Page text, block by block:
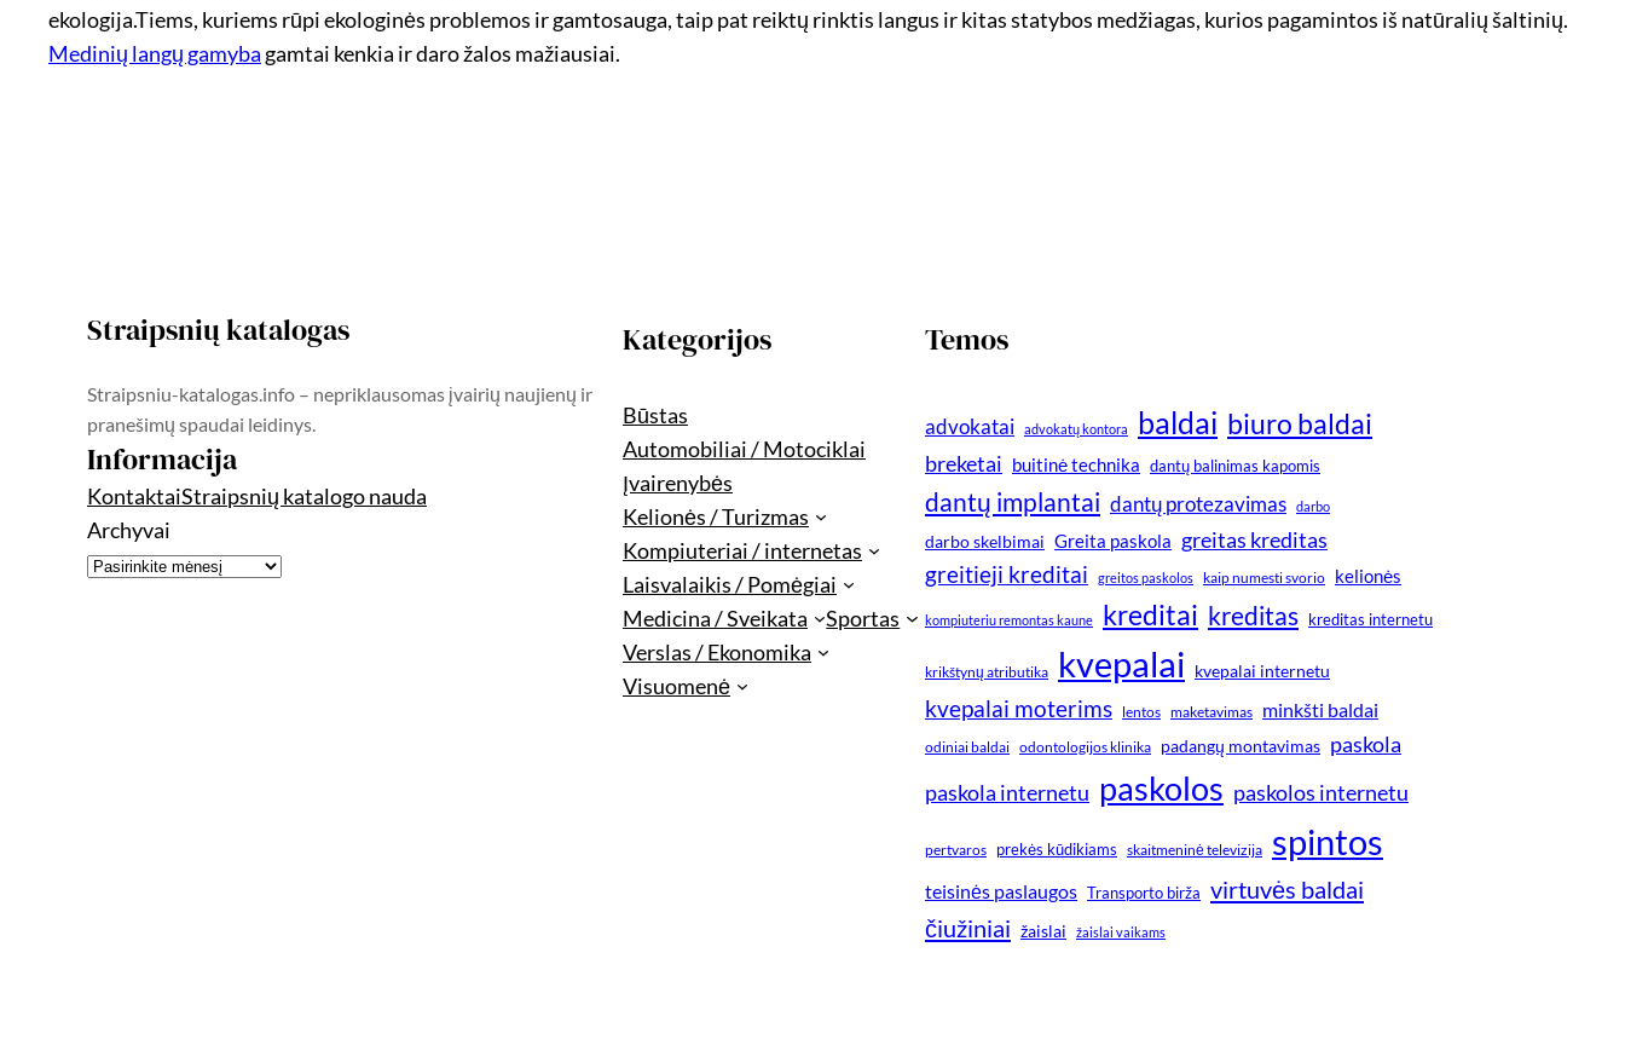
ekologija.Tiems, kuriems rūpi ekologinės problemos ir gamtosauga, taip pat reiktų rinktis langus ir kitas statybos medžiagas, kurios pagamintos iš natūralių šaltinių.
Medinių langų gamyba gamtai kenkia ir daro žalos mažiausiai.
Straipsnių katalogas
Straipsniu-katalogas.info – nepriklausomas įvairių naujienų ir
pranešimų spaudai leidinys.
Informacija
KontaktaiStraipsnių katalogo nauda
Archyvai
Kategorijos
Būstas
Automobiliai / Motociklai
Įvairenybės
Kelionės / Turizmas
Kompiuteriai / internetas
Laisvalaikis / Pomėgiai
Medicina / Sveikata
Sportas
Verslas / Ekonomika
Visuomenė
Temos
advokatai advokatų kontora baldai biuro baldai
breketai buitinė technika dantų balinimas kapomis
dantų implantai dantų protezavimas darbo
darbo skelbimai Greita paskola greitas kreditas
greitieji kreditai greitos paskolos kaip numesti svorio kelionės
kompiuteriu remontas kaune kreditai kreditas kreditas internetu
krikštynų atributika kvepalai kvepalai internetu
kvepalai moterims lentos maketavimas minkšti baldai
odiniai baldai odontologijos klinika padangų montavimas paskola
paskola internetu paskolos paskolos internetu
pertvaros prekės kūdikiams skaitmeninė televizija spintos
teisinės paslaugos Transporto birža virtuvės baldai
čiužiniai žaislai žaislai vaikams